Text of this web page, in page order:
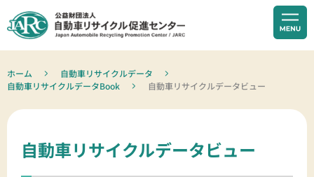
ホーム
自動車リサイクルデータ
自動車リサイクルデータBook
自動車リサイクルデータビュー
自動車リサイクルデータビュー